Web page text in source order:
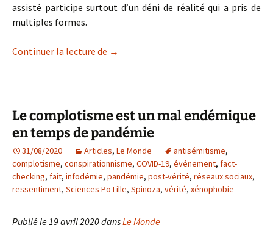
assisté participe surtout d’un déni de réalité qui a pris de
multiples formes.
Continuer la lecture de Infodémie sur pandémie
→
Le complotisme est un mal endémique
en temps de pandémie
31/08/2020 Articles, Le Monde antisémitisme,
complotisme, conspirationnisme, COVID-19, événement, fact-
checking, fait, infodémie, pandémie, post-vérité, réseaux sociaux,
ressentiment, Sciences Po Lille, Spinoza, vérité, xénophobie
Publié le 19 avril 2020 dansLe Monde